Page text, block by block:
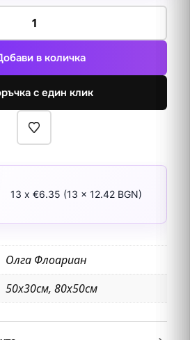
в количка
с един клик
13 x €6.35 (13 x 12.42 BGN)
Олга Флоариан
50х30см, 80х50см